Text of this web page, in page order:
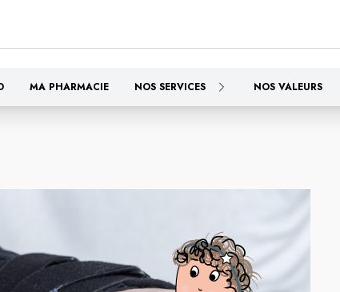
MA PHARMACIE NOS SERVICES NOS VALEURS